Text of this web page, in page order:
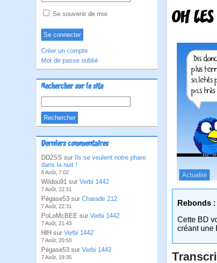
Se souvenir de moi
Créer un compte
Mot de passe oublié
Rechercher sur le site
Derniers commentaires
DD2SS sur
Ils se veulent notre phare
dans la nuit !
8 Août, 7:02
Wildou91 sur Verbi 1442
7 Août, 22:31
Pégase53 sur Charade 212
7 Août, 22:31
PoLoMcBEE sur Verbi 1442
7 Août, 21:43
HlH sur Verbi 1442
7 Août, 20:50
Pégase53 sur Verbi 1442
7 Août, 19:35
OH
Actualité
Rebonds :
Cette BD
créant une